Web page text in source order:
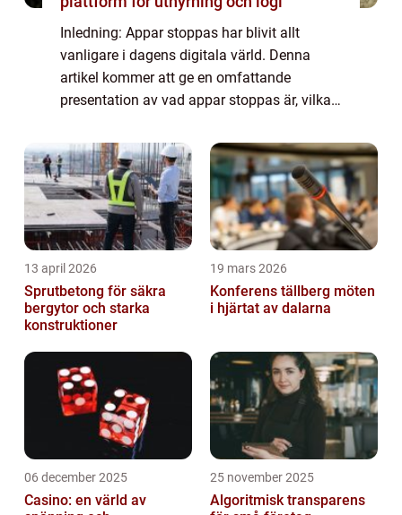
Inledning: Appar stoppas har blivit allt
vanligare i dagens digitala värld. Denna
artikel kommer att ge en omfattande
presentation av vad appar stoppas är, vilka
kvantitativa mätningar om fenomenet. Vi
komm...
13 april 2026
Sprutbetong för säkra
bergytor och starka
konstruktioner
19 mars 2026
Konferens tällberg möten
i hjärtat av dalarna
06 december 2025
Casino: en värld av
25 november 2025
Algoritmisk transparens